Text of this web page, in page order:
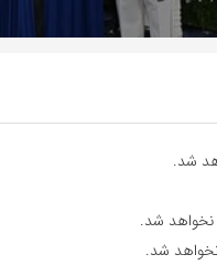
شد.
نخواهد شد.
نخواهد شد.